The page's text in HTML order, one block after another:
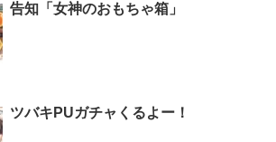
告知「女神のおもちゃ箱」
ツバキPUガチャくるよー！